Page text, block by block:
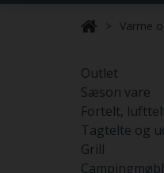
Varme
Outlet
Sæson vare
Fortelt,
Tagtelte og
Grill